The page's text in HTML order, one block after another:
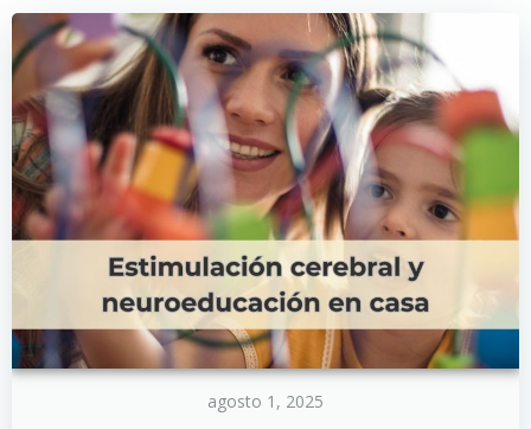
agosto 1, 2025